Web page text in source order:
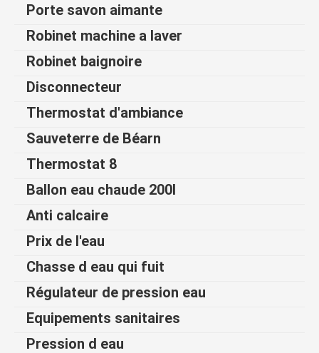
Porte savon aimante
Robinet machine a laver
Robinet baignoire
Disconnecteur
Thermostat d'ambiance
Sauveterre de Béarn
Thermostat 8
Ballon eau chaude 200l
Anti calcaire
Prix de l'eau
Chasse d eau qui fuit
Régulateur de pression eau
Equipements sanitaires
Pression d eau